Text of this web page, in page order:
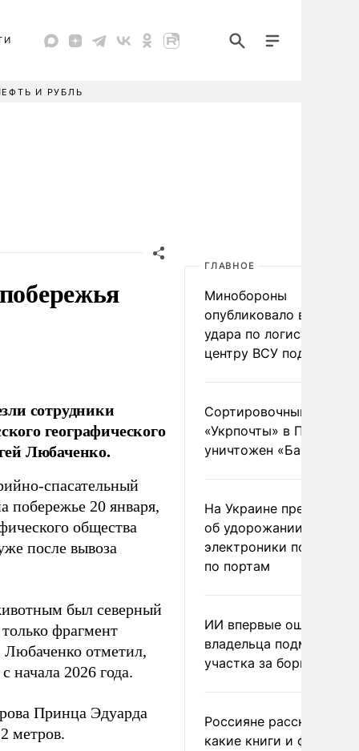
И РУБЛЬ
сотрудники
географического
Любаченко.
спасательный
20 января,
общества
после вывоза
был северный
фрагмент
Любаченко отметил,
начала 2026 года.
Принца Эдуарда
метров.
ГЛАВНОЕ
Минобороны
опубликовало видео
удара по
центру ВСУ под Киевом
Сортировочный пункт
«Укрпочты» в
уничтожен
На Украине
об удорожании
электроники после
по портам
ИИ впервые
владельца
участка за борщевик
Россияне рассказали,
какие книги и фильмы